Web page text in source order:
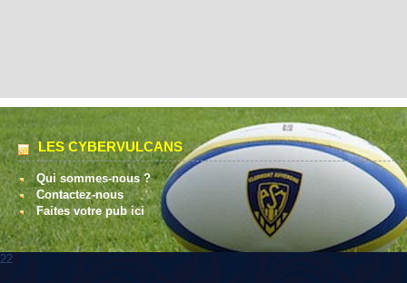
LES CYBERVULCANS
Qui sommes-nous ?
Contactez-nous
Faites votre pub ici
22